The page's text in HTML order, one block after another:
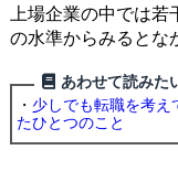
上場企業の中では
の水準からみるとな
あわせて読みた
・ 少しでも転職を考え
たひとつのこと